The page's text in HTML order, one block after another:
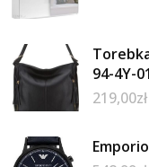
94-4Y-
219,00zł